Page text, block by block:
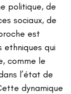
politique, de
sociaux, de
est
ethniques qui
comme le
l’état de
dynamique